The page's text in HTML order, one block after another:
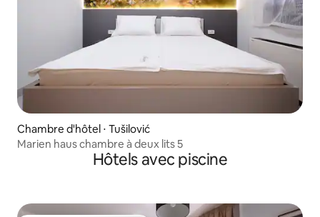
Chambre d'hôtel ⋅ Tušilović
Marien haus chambre à deux lits 5
Hôtels avec piscine